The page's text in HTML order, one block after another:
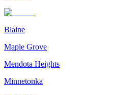
Blaine
Maple Grove
Mendota Heights
Minnetonka